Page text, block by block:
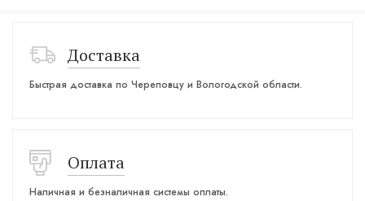
Доставка
Быстрая доставка по Череповцу и Вологодской области.
Оплата
Наличная и безналичная системы оплаты.